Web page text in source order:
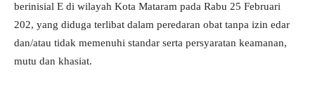
berinisial E di wilayah Kota Mataram pada Rabu 25 Februari
202, yang diduga terlibat dalam peredaran obat tanpa izin edar
dan/atau tidak memenuhi standar serta persyaratan keamanan,
mutu dan khasiat.